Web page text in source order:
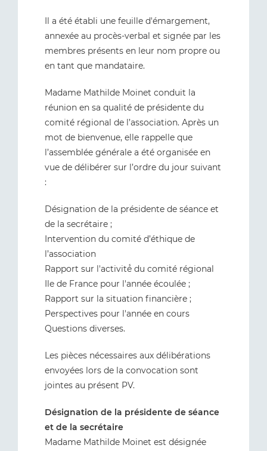
Il a été établi une feuille d'émargement,
annexée au procès-verbal et signée par les
membres présents en leur nom propre ou
en tant que mandataire.
Madame Mathilde Moinet conduit la
réunion en sa qualité de présidente du
comité régional de l’association. Après un
mot de bienvenue, elle rappelle que
l’assemblée générale a été organisée en
vue de délibérer sur l’ordre du jour suivant
:
Désignation de la présidente de séance et
de la secrétaire ;
Intervention du comité d’éthique de
l’association
Rapport sur l'activité́ du comité régional
Ile de France pour l'année écoulée ;
Rapport sur la situation financière ;
Perspectives pour l'année en cours
Questions diverses.
Les pièces nécessaires aux délibérations
envoyées lors de la convocation sont
jointes au présent PV.
Désignation de la présidente de séance
et de la secrétaire
Madame Mathilde Moinet est désignée